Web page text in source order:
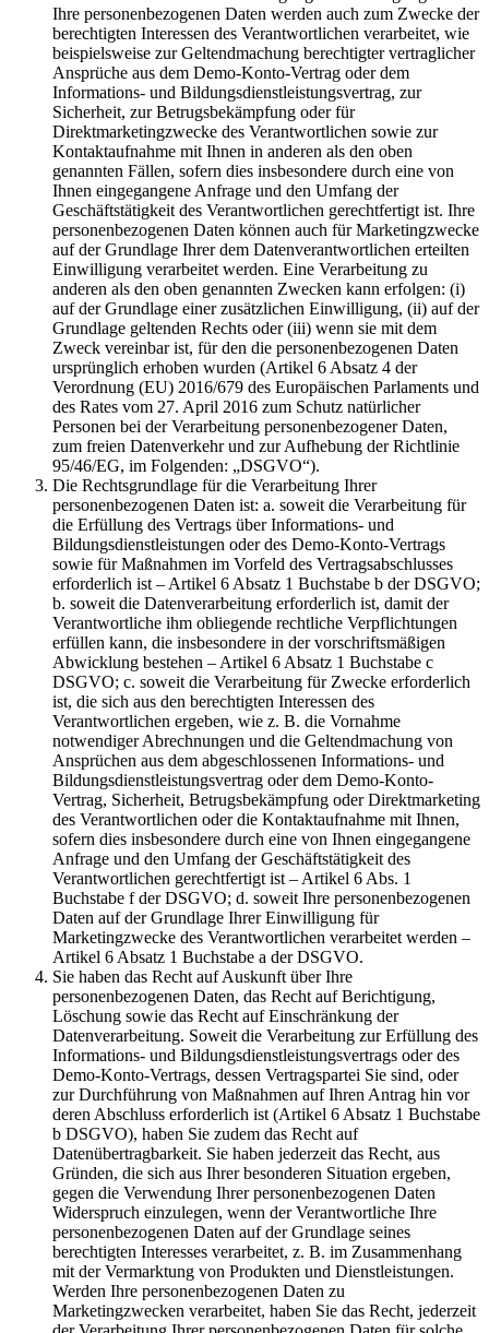
Ihre personenbezogenen Daten werden auch zum Zwecke der
berechtigten Interessen des Verantwortlichen verarbeitet, wie
beispielsweise zur Geltendmachung berechtigter vertraglicher
Ansprüche aus dem Demo-Konto-Vertrag oder dem
Informations- und Bildungsdienstleistungsvertrag, zur
Sicherheit, zur Betrugsbekämpfung oder für
Direktmarketingzwecke des Verantwortlichen sowie zur
Kontaktaufnahme mit Ihnen in anderen als den oben
genannten Fällen, sofern dies insbesondere durch eine von
Ihnen eingegangene Anfrage und den Umfang der
Geschäftstätigkeit des Verantwortlichen gerechtfertigt ist. Ihre
personenbezogenen Daten können auch für Marketingzwecke
auf der Grundlage Ihrer dem Datenverantwortlichen erteilten
Einwilligung verarbeitet werden. Eine Verarbeitung zu
anderen als den oben genannten Zwecken kann erfolgen: (i)
auf der Grundlage einer zusätzlichen Einwilligung, (ii) auf der
Grundlage geltenden Rechts oder (iii) wenn sie mit dem
Zweck vereinbar ist, für den die personenbezogenen Daten
ursprünglich erhoben wurden (Artikel 6 Absatz 4 der
Verordnung (EU) 2016/679 des Europäischen Parlaments und
des Rates vom 27. April 2016 zum Schutz natürlicher
Personen bei der Verarbeitung personenbezogener Daten,
zum freien Datenverkehr und zur Aufhebung der Richtlinie
95/46/EG, im Folgenden: „DSGVO“).
Die Rechtsgrundlage für die Verarbeitung Ihrer
personenbezogenen Daten ist: a. soweit die Verarbeitung für
die Erfüllung des Vertrags über Informations- und
Bildungsdienstleistungen oder des Demo-Konto-Vertrags
sowie für Maßnahmen im Vorfeld des Vertragsabschlusses
erforderlich ist – Artikel 6 Absatz 1 Buchstabe b der DSGVO;
b. soweit die Datenverarbeitung erforderlich ist, damit der
Verantwortliche ihm obliegende rechtliche Verpflichtungen
erfüllen kann, die insbesondere in der vorschriftsmäßigen
Abwicklung bestehen – Artikel 6 Absatz 1 Buchstabe c
DSGVO; c. soweit die Verarbeitung für Zwecke erforderlich
ist, die sich aus den berechtigten Interessen des
Verantwortlichen ergeben, wie z. B. die Vornahme
notwendiger Abrechnungen und die Geltendmachung von
Ansprüchen aus dem abgeschlossenen Informations- und
Bildungsdienstleistungsvertrag oder dem Demo-Konto-
Vertrag, Sicherheit, Betrugsbekämpfung oder Direktmarketing
des Verantwortlichen oder die Kontaktaufnahme mit Ihnen,
sofern dies insbesondere durch eine von Ihnen eingegangene
Anfrage und den Umfang der Geschäftstätigkeit des
Verantwortlichen gerechtfertigt ist – Artikel 6 Abs. 1
Buchstabe f der DSGVO; d. soweit Ihre personenbezogenen
Daten auf der Grundlage Ihrer Einwilligung für
Marketingzwecke des Verantwortlichen verarbeitet werden –
Artikel 6 Absatz 1 Buchstabe a der DSGVO.
Sie haben das Recht auf Auskunft über Ihre
personenbezogenen Daten, das Recht auf Berichtigung,
Löschung sowie das Recht auf Einschränkung der
Datenverarbeitung. Soweit die Verarbeitung zur Erfüllung des
Informations- und Bildungsdienstleistungsvertrags oder des
Demo-Konto-Vertrags, dessen Vertragspartei Sie sind, oder
zur Durchführung von Maßnahmen auf Ihren Antrag hin vor
deren Abschluss erforderlich ist (Artikel 6 Absatz 1 Buchstabe
b DSGVO), haben Sie zudem das Recht auf
Datenübertragbarkeit. Sie haben jederzeit das Recht, aus
Gründen, die sich aus Ihrer besonderen Situation ergeben,
gegen die Verwendung Ihrer personenbezogenen Daten
Widerspruch einzulegen, wenn der Verantwortliche Ihre
personenbezogenen Daten auf der Grundlage seines
berechtigten Interesses verarbeitet, z. B. im Zusammenhang
mit der Vermarktung von Produkten und Dienstleistungen.
Werden Ihre personenbezogenen Daten zu
Marketingzwecken verarbeitet, haben Sie das Recht, jederzeit